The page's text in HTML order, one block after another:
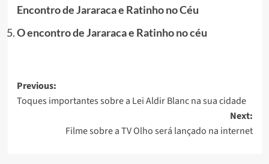
Encontro de Jararaca e Ratinho no Céu
O encontro de Jararaca e Ratinho no céu
Post
navigation
Previous:
Toques importantes sobre a Lei Aldir Blanc na sua cidade
Next:
Filme sobre a TV Olho será lançado na internet